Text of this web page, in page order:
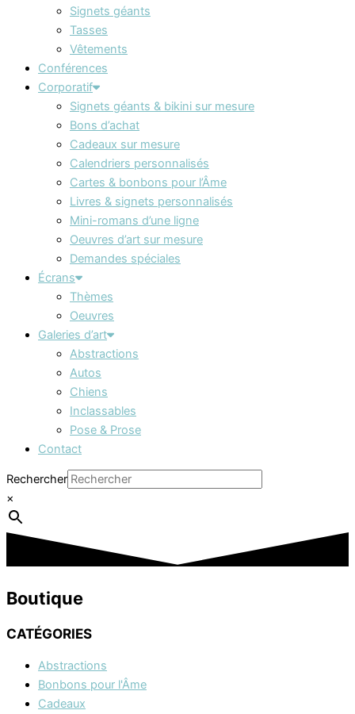
Signets géants
Tasses
Vêtements
Conférences
Corporatif
Signets géants & bikini sur mesure
Bons d’achat
Cadeaux sur mesure
Calendriers personnalisés
Cartes & bonbons pour l’Âme
Livres & signets personnalisés
Mini-romans d’une ligne
Oeuvres d’art sur mesure
Demandes spéciales
Écrans
Thèmes
Oeuvres
Galeries d’art
Abstractions
Autos
Chiens
Inclassables
Pose & Prose
Contact
Rechercher
×
Boutique
CATÉGORIES
Abstractions
Bonbons pour l'Âme
Cadeaux